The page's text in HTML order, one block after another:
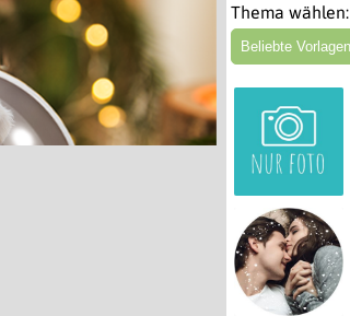
Thema wählen: